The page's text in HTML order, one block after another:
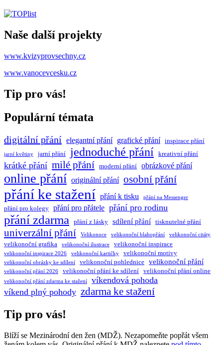
Naše další projekty
www.kvizyprovsechny.cz
www.vanocevcesku.cz
Tip pro vás!
Populární témata
digitální přání elegantní přání grafické přání inspirace přání
jarní květiny jarní přání jednoduché přání kreativní přání
krátké přání milé přání moderní přání obrázkové přání
online přání originální přání osobní přání
přání ke stažení přání k tisku přání na Messenger
přání pro kolegy přání pro přátele přání pro rodinu
přání zdarma přání z lásky sdílení přání tisknutelné přání
univerzální přání Velikonoce velikonoční blahopřání velikonoční citáty
velikonoční grafika velikonoční ilustrace velikonoční inspirace
velikonoční inspirace 2026 velikonoční kartičky velikonoční motivy
velikonoční obrázky ke sdílení velikonoční pohlednice velikonoční přání
velikonoční přání 2026 velikonoční přání ke sdílení velikonoční přání online
velikonoční přání zdarma ke stažení
víkendová pohoda
víkend plný pohody zdarma ke stažení
Tip pro vás!
Blíží se Mezinárodní den žen (MDŽ). Nezapomeňte popřát všem